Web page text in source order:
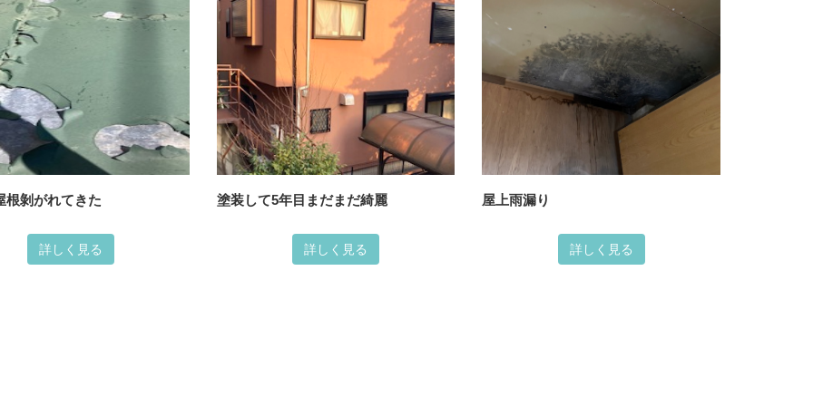
根剝がれてきた
詳しく見る
塗装して5年目まだまだ綺麗
詳しく見る
屋上雨漏り
詳しく見る